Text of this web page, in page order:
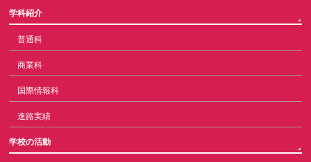
学科紹介
普通科
商業科
国際情報科
進路実績
学校の活動